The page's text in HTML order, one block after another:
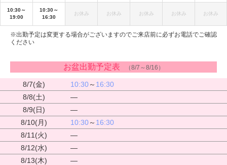
10:30～
19:00
10:30～
16:30
お休み お休み お休み お休み お休み
※出勤予定は変更する場合がございますのでご来店前に必ずお電話でご確認
ください
お盆出勤予定表 （8/7～8/16）
8/7(金) 10:30～ 16:30
8/8(土)
―
8/9(日)
―
8/10(月)
10:30～ 16:30
8/11(火)
―
8/12(水)
―
8/13(木)
―